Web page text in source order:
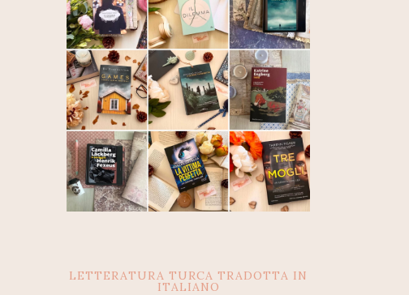
LETTERATURA TURCA TRADOTTA IN
ITALIANO